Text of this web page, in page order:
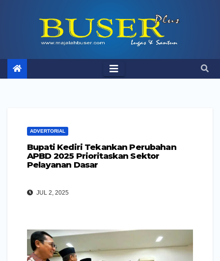
ADVERTORIAL
Bupati Kediri Tekankan Perubahan
APBD 2025 Prioritaskan Sektor
Pelayanan Dasar
JUL 2, 2025